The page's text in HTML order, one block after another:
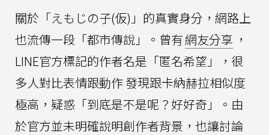
關於「えもじの子(仮)」的真實身分，網路上
也流傳一段「都市傳說」。曾有網友分享 ，
LINE官方標記的作者名是「匿名希望」，很
多人對比表情跟動作 發現跟卡納赫拉相似度
極高，疑惑「到底是不是呢？好好奇」。由
於官方並未明確說明創作者背景，也讓討論